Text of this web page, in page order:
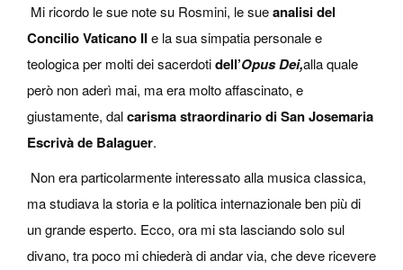
Mi ricordo le sue note su Rosmini, le sueanalisi del
Concilio Vaticano IIe la sua simpatia personale e
teologica per molti dei sacerdotidell’Opus Dei,alla quale
però non aderì mai, ma era molto affascinato, e
giustamente, dalcarisma straordinario di San Josemaria
Escrivà de Balaguer.
Non era particolarmente interessato alla musica classica,
ma studiava la storia e la politica internazionale ben più di
un grande esperto. Ecco, ora mi sta lasciando solo sul
divano, tra poco mi chiederà di andar via, che deve ricevere